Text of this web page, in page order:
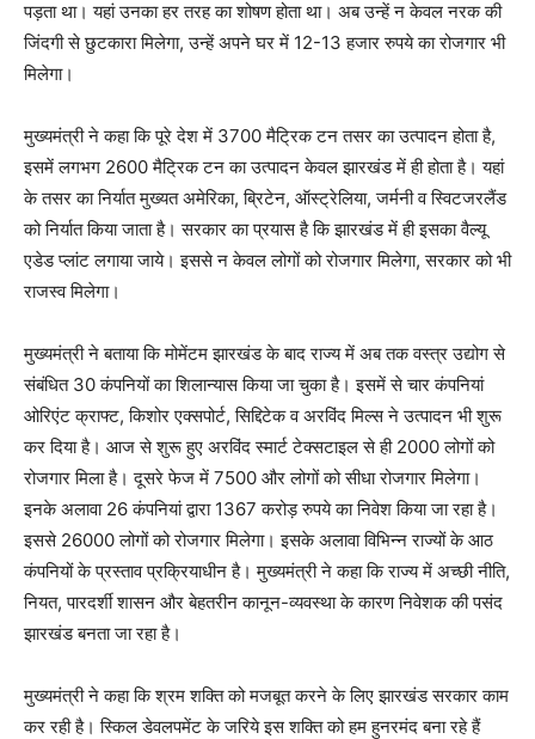
पड़ता था। यहां उनका हर तरह का शोषण होता था। अब उन्हें न केवल नरक की
जिंदगी से छुटकारा मिलेगा, उन्हें अपने घर में 12-13 हजार रुपये का रोजगार भी
मिलेगा।
मुख्यमंत्री ने कहा कि पूरे देश में 3700 मैट्रिक टन तसर का उत्पादन होता है,
इसमें लगभग 2600 मैट्रिक टन का उत्पादन केवल झारखंड में ही होता है। यहां
के तसर का निर्यात मुख्यत अमेरिका, ब्रिटेन, ऑस्ट्रेलिया, जर्मनी व स्विटजरलैंड
को निर्यात किया जाता है। सरकार का प्रयास है कि झारखंड में ही इसका वैल्यू
एडेड प्लांट लगाया जाये। इससे न केवल लोगों को रोजगार मिलेगा, सरकार को भी
राजस्व मिलेगा।
मुख्यमंत्री ने बताया कि मोमेंटम झारखंड के बाद राज्य में अब तक वस्त्र उद्योग से
संबंधित 30 कंपनियों का शिलान्यास किया जा चुका है। इसमें से चार कंपनियां
ओरिएंट क्राफ्ट, किशोर एक्सपोर्ट, सिद्दिटेक व अरविंद मिल्स ने उत्पादन भी शुरू
कर दिया है। आज से शुरू हुए अरविंद स्मार्ट टेक्सटाइल से ही 2000 लोगों को
रोजगार मिला है। दूसरे फेज में 7500 और लोगों को सीधा रोजगार मिलेगा।
इनके अलावा 26 कंपनियां द्वारा 1367 करोड़ रुपये का निवेश किया जा रहा है।
इससे 26000 लोगों को रोजगार मिलेगा। इसके अलावा विभिन्न राज्यों के आठ
कंपनियों के प्रस्ताव प्रक्रियाधीन है। मुख्यमंत्री ने कहा कि राज्य में अच्छी नीति,
नियत, पारदर्शी शासन और बेहतरीन कानून-व्यवस्था के कारण निवेशक की पसंद
झारखंड बनता जा रहा है।
मुख्यमंत्री ने कहा कि श्रम शक्ति को मजबूत करने के लिए झारखंड सरकार काम
कर रही है। स्किल डेवलपमेंट के जरिये इस शक्ति को हम हुनरमंद बना रहे हैं